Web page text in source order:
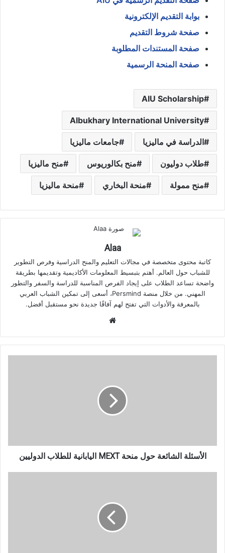
بوابة التقديم الإلكترونية
صفحة شروط التقديم
صفحة المستندات المطلوبة
صفحة المنحة الرسمية
AIU Scholarship
Albukhary International University
الدراسة في ماليزيا جامعات ماليزيا
طلاب دوليون منح بكالوريوس منح ماليزيا
منح ممولة منحة البخاري منحة ماليزيا
Alaa
كاتبة محتوى متخصصة في مجالات التعليم والمنح الدراسية وفرص التطوير
للشباب حول العالم. أهتم بتبسيط المعلومات الأكاديمية وتقديمها بطريقة
واضحة تساعد الطلاب على إيجاد الفرص المناسبة للدراسة والسفر والتطور
المهني. من خلال منصة Persmind، أسعى إلى تمكين الشباب العربي
بالمعرفة والأدوات التي تفتح لهم آفاقًا جديدة نحو مستقبل أفضل.
الأسئلة الشائعة حول منحة MEXT اليابانية للطلاب الدوليين